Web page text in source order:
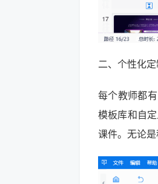
二、个性化定
每个教师都
模板库和自
课件。无论